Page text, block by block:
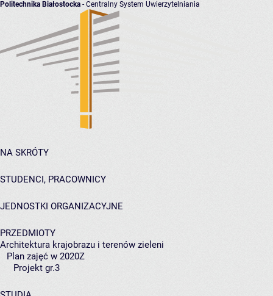
Politechnika Białostocka - Centralny System Uwierzytelniania
NA SKRÓTY
STUDENCI, PRACOWNICY
JEDNOSTKI ORGANIZACYJNE
PRZEDMIOTY
Architektura krajobrazu i terenów zieleni
Plan zajęć w 2020Z
Projekt gr.3